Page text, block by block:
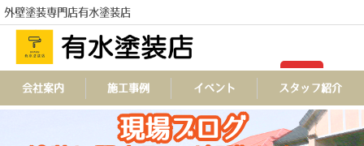
外壁塗装専門店有水塗装店
TEL
会社案内 施工事例 イベント スタッフ紹介
現場ブログ